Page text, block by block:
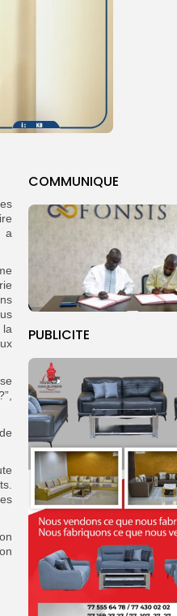
COMMUNIQUE
PUBLICITE
a
la